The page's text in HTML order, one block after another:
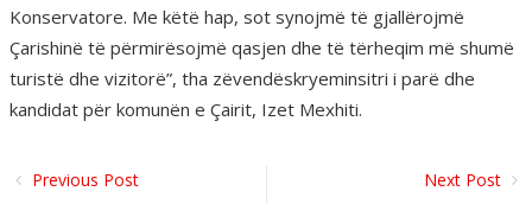
Konservatore. Me këtë hap, sot synojmë të gjallërojmë
Çarishinë të përmirësojmë qasjen dhe të tërheqim më shumë
turistë dhe vizitorë”, tha zëvendëskryeminsitri i parë dhe
kandidat për komunën e Çairit, Izet Mexhiti.
Previous Post Next Post